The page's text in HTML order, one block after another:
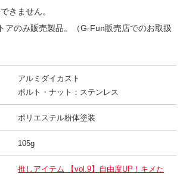
きません。
アのみ販売製品。（G-Fun販売店でのお取扱
アルミダイカスト
ボルト・ナット：ステンレス
ポリエステル粉体塗装
105g
推しアイテム 【vol.9】自由度UP！キメた